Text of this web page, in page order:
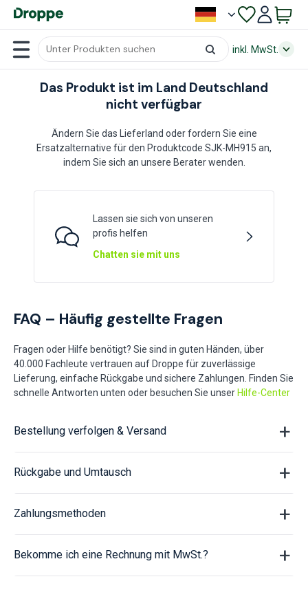
inkl. MwSt.
Das Produkt ist im Land Deutschland
nicht verfügbar
Ändern Sie das Lieferland oder fordern Sie eine
Ersatzalternative für den Produktcode SJK-MH915 an,
indem Sie sich an unsere Berater wenden.
Lassen sie sich von unseren
profis helfen
Chatten sie mit uns
FAQ – Häufig gestellte Fragen
Fragen oder Hilfe benötigt? Sie sind in guten Händen, über
40.000 Fachleute vertrauen auf Droppe für zuverlässige
Lieferung, einfache Rückgabe und sichere Zahlungen. Finden Sie
schnelle Antworten unten oder besuchen Sie unser Hilfe-Center
Bestellung verfolgen & Versand
Rückgabe und Umtausch
Zahlungsmethoden
Bekomme ich eine Rechnung mit MwSt.?